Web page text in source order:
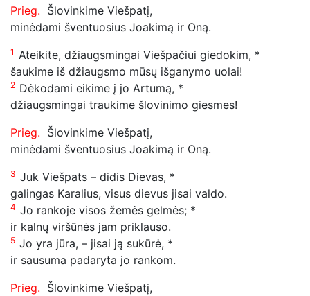
Prieg. Šlovinkime Viešpatį,
minėdami šventuosius Joakimą ir Oną.
1 Ateikite, džiaugsmingai Viešpačiui giedokim, *
šaukime iš džiaugsmo mūsų išganymo uolai!
2 Dėkodami eikime į jo Artumą, *
džiaugsmingai traukime šlovinimo giesmes!
Prieg. Šlovinkime Viešpatį,
minėdami šventuosius Joakimą ir Oną.
3 Juk Viešpats – didis Dievas, *
galingas Karalius, visus dievus jisai valdo.
4 Jo rankoje visos žemės gelmės; *
ir kalnų viršūnės jam priklauso.
5 Jo yra jūra, – jisai ją sukūrė, *
ir sausuma padaryta jo rankom.
Prieg. Šlovinkime Viešpatį,